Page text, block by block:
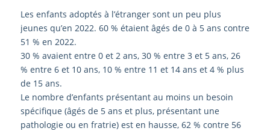
Les enfants adoptés à l’étranger sont un peu plus
jeunes qu’en 2022. 60 % étaient âgés de 0 à 5 ans contre
51 % en 2022.
30 % avaient entre 0 et 2 ans, 30 % entre 3 et 5 ans, 26
% entre 6 et 10 ans, 10 % entre 11 et 14 ans et 4 % plus
de 15 ans.
Le nombre d’enfants présentant au moins un besoin
spécifique (âgés de 5 ans et plus, présentant une
pathologie ou en fratrie) est en hausse, 62 % contre 56